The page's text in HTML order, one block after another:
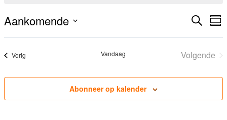
en
Zoeken
Aankomende
Selecteer
datum
Vorig Vandaag
Volgende
Abonneer op kalender